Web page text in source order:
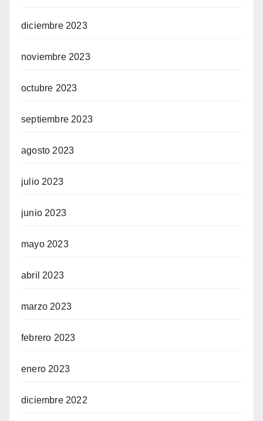
diciembre 2023
noviembre 2023
octubre 2023
septiembre 2023
agosto 2023
julio 2023
junio 2023
mayo 2023
abril 2023
marzo 2023
febrero 2023
enero 2023
diciembre 2022